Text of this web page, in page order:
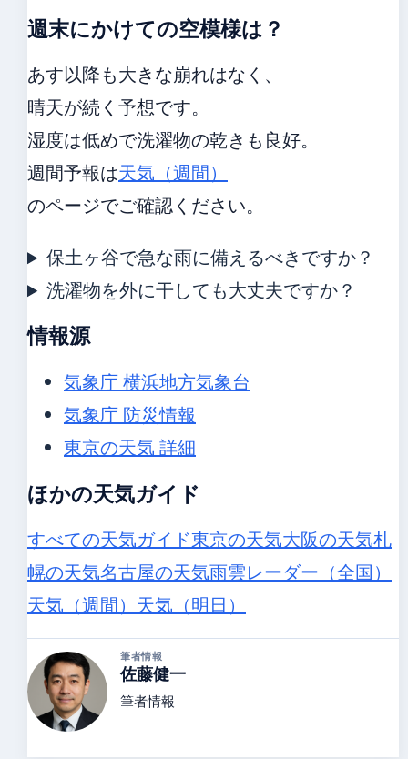
週末にかけての空模様は？
あす以降も大きな崩れはなく、
晴天が続く予想です。
湿度は低めで洗濯物の乾きも良好。
週間予報は天気（週間）
のページでご確認ください。
保土ヶ谷で急な雨に備えるべきですか？
洗濯物を外に干しても大丈夫ですか？
情報源
気象庁 横浜地方気象台
気象庁 防災情報
東京の天気 詳細
ほかの天気ガイド
すべての天気ガイド東京の天気大阪の天気札
幌の天気名古屋の天気雨雲レーダー（全国）
天気（週間） 天気（明日）
筆者情報
佐藤健一
筆者情報